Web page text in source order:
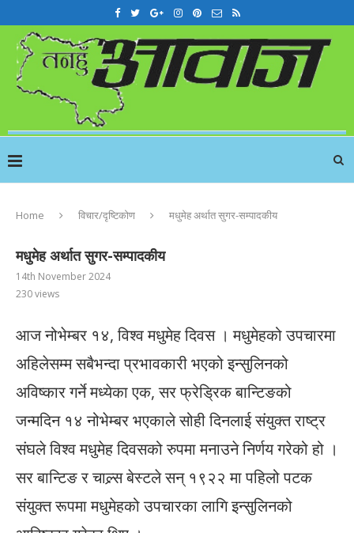
Home विचार/दृष्टिकोण मधुमेह अर्थात सुगर-सम्पादकीय
मधुमेह अर्थात सुगर-सम्पादकीय
14th November 2024
230views
आज नोभेम्बर १४, विश्व मधुमेह दिवस । मधुमेहको उपचारमा
अहिलेसम्म सबैभन्दा प्रभावकारी भएको इन्सुलिनको
अविष्कार गर्ने मध्येका एक, सर फ्रेड्रिक बान्टिङको
जन्मदिन १४ नोभेम्बर भएकाले सोही दिनलाई संयुक्त राष्ट्र
संघले विश्व मधुमेह दिवसको रुपमा मनाउने निर्णय गरेको हो ।
सर बान्टिङ र चाल्र्स बेस्टले सन् १९२२ मा पहिलो पटक
संयुक्त रूपमा मधुमेहको उपचारका लागि इन्सुलिनको